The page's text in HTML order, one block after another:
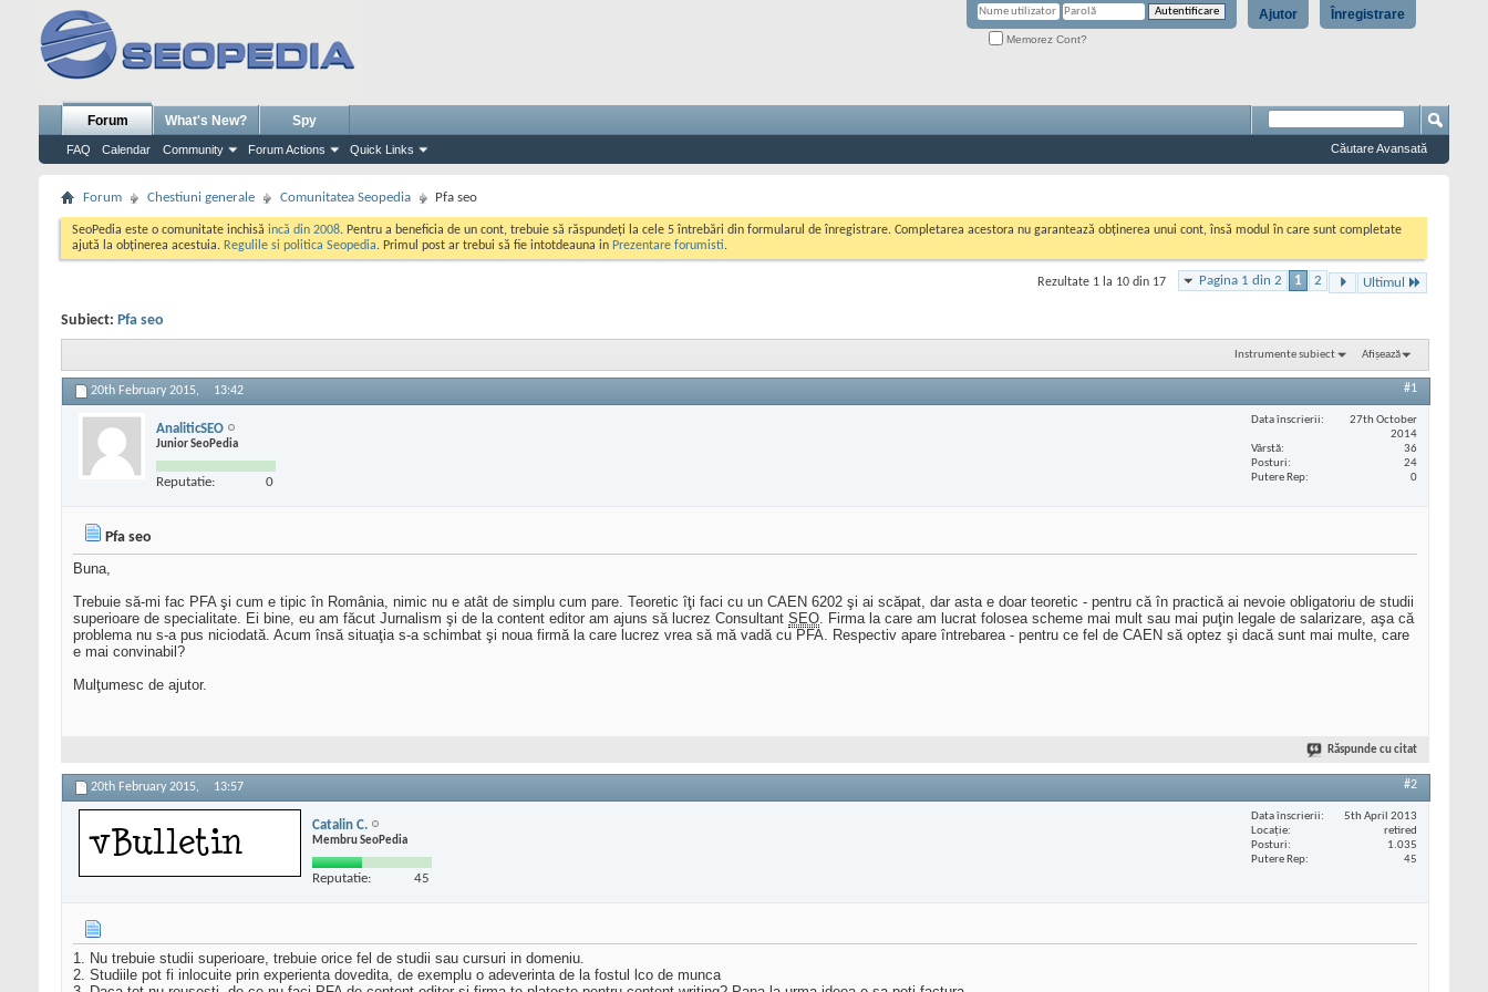
Înregistrare
Ajutor
Memorez Cont?
Forum
FAQ Calendar Community Forum Actions Quick Links
What's New? Spy
Căutare Avansată
Forum Chestiuni generale Comunitatea Seopedia Pfa seo
SeoPedia este o comunitate inchisă incă din 2008. Pentru a beneficia de un cont, trebuie să răspundeți la cele 5 întrebări din formularul de înregistrare. Completarea acestora nu garantează obținerea unui cont, însă modul în care sunt completate
ajută la obținerea acestuia. Regulile si politica Seopedia. Primul post ar trebui să fie intotdeauna in Prezentare forumisti.
Pagina 1 din 2 1 2 Ultimul
Rezultate 1 la 10 din 17
Subiect: Pfa seo
Instrumente subiect Afișează
20th February 2015, 13:42 #1
AnaliticSEO
Junior SeoPedia
Reputatie: 0
Data înscrierii
27th October
2014
Vârstă
36
Posturi
24
Putere Rep
0
Pfa seo
Buna,
Trebuie să-mi fac PFA şi cum e tipic în România, nimic nu e atât de simplu cum pare. Teoretic îţi faci cu un CAEN 6202 şi ai scăpat, dar asta e doar teoretic - pentru că în practică ai nevoie obligatoriu de studii
superioare de specialitate. Ei bine, eu am făcut Jurnalism şi de la content editor am ajuns să lucrez Consultant SEO. Firma la care am lucrat folosea scheme mai mult sau mai puţin legale de salarizare, aşa că
problema nu s-a pus niciodată. Acum însă situaţia s-a schimbat şi noua firmă la care lucrez vrea să mă vadă cu PFA. Respectiv apare întrebarea - pentru ce fel de CAEN să optez şi dacă sunt mai multe, care
e mai convinabil?
Mulţumesc de ajutor.
Răspunde cu citat
20th February 2015, 13:57 #2
Catalin C.
Membru SeoPedia
Reputatie: 45
Data înscrierii
5th April 2013
Locaţie
retired
Posturi
1.035
Putere Rep
45
1. Nu trebuie studii superioare, trebuie orice fel de studii sau cursuri in domeniu.
2. Studiile pot fi inlocuite prin experienta dovedita, de exemplu o adeverinta de la fostul lco de munca